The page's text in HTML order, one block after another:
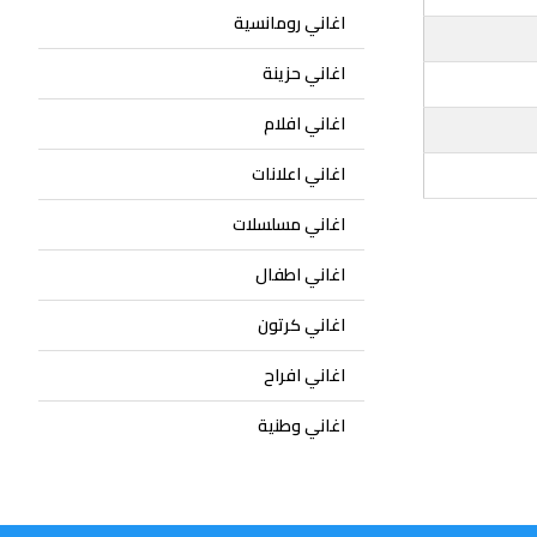
اغاني رومانسية
اغاني حزينة
اغاني افلام
اغاني اعلانات
اغاني مسلسلات
اغاني اطفال
اغاني كرتون
اغاني افراح
اغاني وطنية